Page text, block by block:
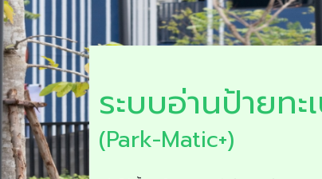
ระบบอ่านป้ายทะ
(Park-Matic+)